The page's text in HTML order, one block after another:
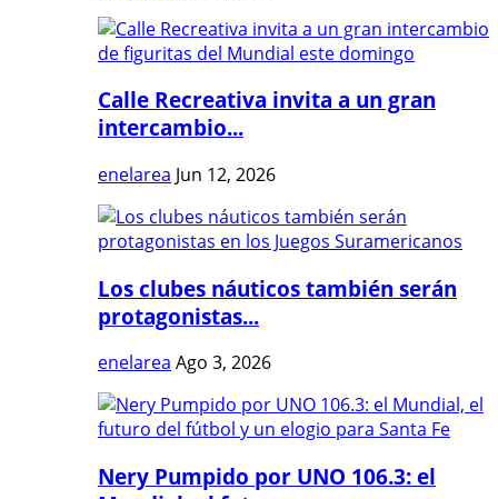
Calle Recreativa invita a un gran
intercambio...
enelarea Jun 12, 2026
Los clubes náuticos también serán
protagonistas...
enelarea Ago 3, 2026
Nery Pumpido por UNO 106.3: el